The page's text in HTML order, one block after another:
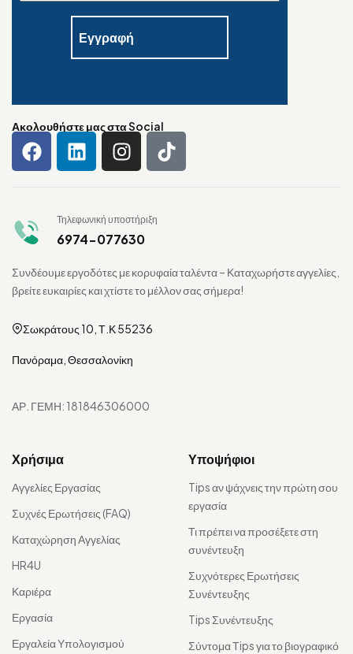
Ακολουθήστε μας στα Social
Τηλεφωνική υποστήριξη
6974-077630
Συνδέουμε εργοδότες με κορυφαία ταλέντα – Καταχωρήστε αγγελίες,
βρείτε ευκαιρίες και χτίστε το μέλλον σας σήμερα!
Σωκράτους 10, Τ.Κ 55236
Πανόραμα, Θεσσαλονίκη
ΑΡ. ΓΕΜΗ: 181846306000
Χρήσιμα
Αγγελίες Εργασίας
Συχνές Ερωτήσεις (FAQ)
Καταχώρηση Αγγελίας
HR4U
Καριέρα
Εργασία
Εργαλεία Υπολογισμού
Υποψήφιοι
Tips αν ψάχνεις την πρώτη σου
εργασία
Τι πρέπει να προσέξετε στη
συνέντευξη
Συχνότερες Ερωτήσεις
Συνέντευξης
Tips Συνέντευξης
Σύντομα Τips για το βιογραφικό